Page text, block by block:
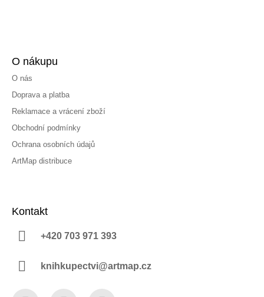
O nákupu
O nás
Doprava a platba
Reklamace a vrácení zboží
Obchodní podmínky
Ochrana osobních údajů
ArtMap distribuce
Kontakt
+420 703 971 393
knihkupectvi@artmap.cz